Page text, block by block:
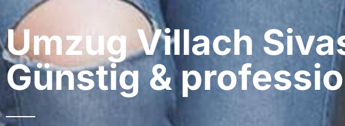
Umzug Villach​
Günstig &